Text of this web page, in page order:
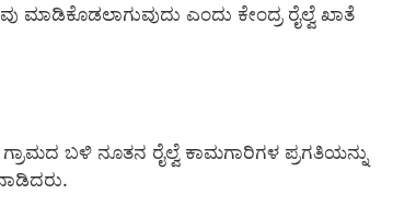
ಎಂದು ಕೇಂದ್ರ ರೈಲ್ವೆ ಖಾತೆ
ಬಳಿ ನೂತನ ರೈಲ್ವೆ ಕಾಮಗಾರಿಗಳ ಪ್ರಗತಿಯನ್ನು